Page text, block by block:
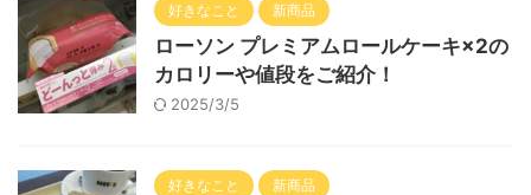
好きなこと 新商品
ローソン プレミアムロールケーキ×2の
カロリーや値段をご紹介！
2025/3/5
好きなこと 新商品